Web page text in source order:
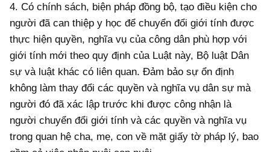
4. Có chính sách, biện pháp đồng bộ, tạo điều kiện cho
người đã can thiệp y học để chuyển đổi giới tính được
thực hiện quyền, nghĩa vụ của công dân phù hợp với
giới tính mới theo quy định của Luật này, Bộ luật Dân
sự và luật khác có liên quan. Đảm bảo sự ổn định
không làm thay đổi các quyền và nghĩa vụ dân sự mà
người đó đã xác lập trước khi được công nhận là
người chuyển đổi giới tính và các quyền và nghĩa vụ
trong quan hệ cha, mẹ, con về mặt giấy tờ pháp lý, bao